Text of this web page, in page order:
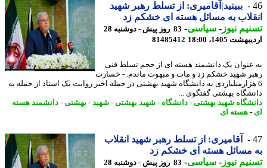
ببینید|آقامیری: از تسلط رهبر شهید
به مسائل هسته ای خشکم زد
نیوز-سیاسی-
83 روز پیش - دوشنبه 28
1405، 18:00
81485412
یک دانشمند هسته ای از حجم تسلط فنی
شهید خشکم زد و مات و مبهوت ماندم. - خسارت
به دانشگاه شهید بهشتی در حمله اخیر روایت یک استاد از حمله به
بهشتی گفتگوی ...
شهید بهشتی-دانشگاه-شهید بهشتی-شهید-بهشتی-دانشمند هسته
هسته ای
آقامیری: از تسلط رهبر شهید انقلاب
مسائل هسته ای خشکم زد
نیوز-سیاسی-
83 روز پیش - دوشنبه 28